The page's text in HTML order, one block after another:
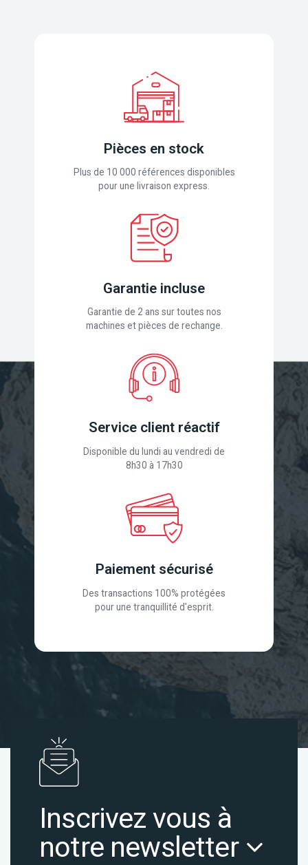
Pièces en stock
Plus de 10 000 références disponibles
pour une livraison express.
Garantie incluse
Garantie de 2 ans sur toutes nos
machines et pièces de rechange.
Service client réactif
Disponible du lundi au vendredi de
8h30 à 17h30
Paiement sécurisé
Des transactions 100% protégées
pour une tranquillité d'esprit.
Inscrivez vous à
notre newsletter